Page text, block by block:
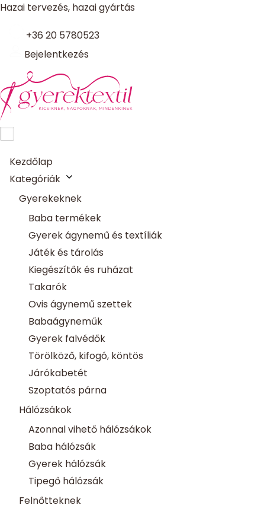
Hazai tervezés, hazai gyártás
+36 20 5780523
Bejelentkezés
Kezdőlap
Kategóriák
Gyerekeknek
Baba termékek
Gyerek ágynemű és textíliák
Játék és tárolás
Kiegészítők és ruházat
Takarók
Ovis ágynemű szettek
Babaágyneműk
Gyerek falvédők
Törölköző, kifogó, köntös
Járókabetét
Szoptatós párna
Hálózsákok
Azonnal vihető hálózsákok
Baba hálózsák
Gyerek hálózsák
Tipegő hálózsák
Felnőtteknek